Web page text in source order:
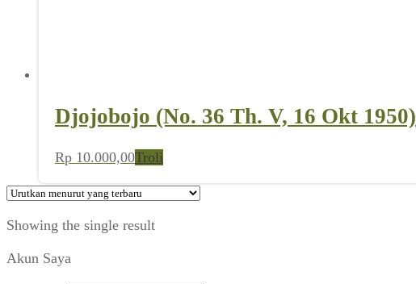
Djojobojo (No. 36 Th. V, 16 Okt 1950)
Rp 10.000,00Troli
Showing the single result
Akun Saya